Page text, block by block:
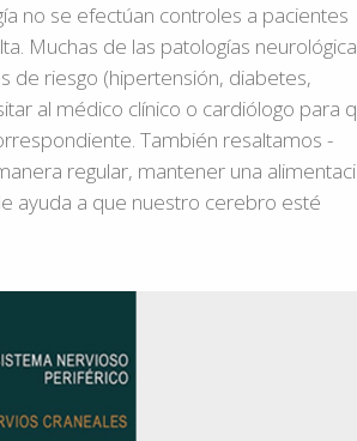
no se efectúan controles a pacientes
Muchas de las patologías
de riesgo (hipertensión, diabetes,
al médico clínico o cardiólogo para
También resaltamos -
regular, mantener una
ayuda a que nuestro cerebro esté